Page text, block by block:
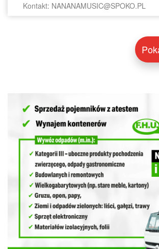
Kontakt: NANANAMUSIC@SPOKO.PL